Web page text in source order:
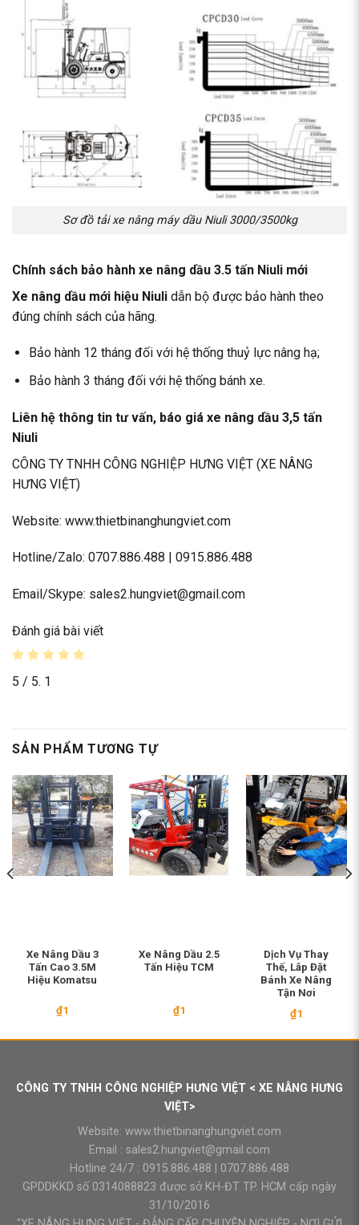
Sơ đồ tải xe nâng máy dầu Niuli 3000/3500kg
Chính sách bảo hành xe nâng dầu 3.5 tấn Niuli mới
Xe nâng dầu mới hiệu Niuli dẫn bộ được bảo hành theo
đúng chính sách của hãng.
Bảo hành 12 tháng đối với hệ thống thuỷ lực nâng hạ;
Bảo hành 3 tháng đối với hệ thống bánh xe.
Liên hệ thông tin tư vấn, báo giá xe nâng dầu 3,5 tấn
Niuli
CÔNG TY TNHH CÔNG NGHIỆP HƯNG VIỆT (XE NÂNG
HƯNG VIỆT)
Website: www.thietbinanghungviet.com
Hotline/Zalo: 0707.886.488 | 0915.886.488
Email/Skype: sales2.hungviet@gmail.com
Đánh giá bài viết
5 / 5. 1
SẢN PHẨM TƯƠNG TỰ
Xe Nâng Dầu 3
Tấn Cao 3.5M
Hiệu Komatsu
₫1
Xe Nâng Dầu 2.5
Tấn Hiệu TCM
₫1
Dịch Vụ Thay
Thế, Lắp Đặt
Bánh Xe Nâng
Tận Nơi
₫1
CÔNG TY TNHH CÔNG NGHIỆP HƯNG VIỆT < XE NÂNG HƯNG
VIỆT>
Website: www.thietbinanghungviet.com
Email : sales2.hungviet@gmail.com
Hotline 24/7 : 0915.886.488
0707.886.488
GPDDKKD số 0314088823 được sở KH-ĐT TP. HCM cấp ngày
31/10/2016